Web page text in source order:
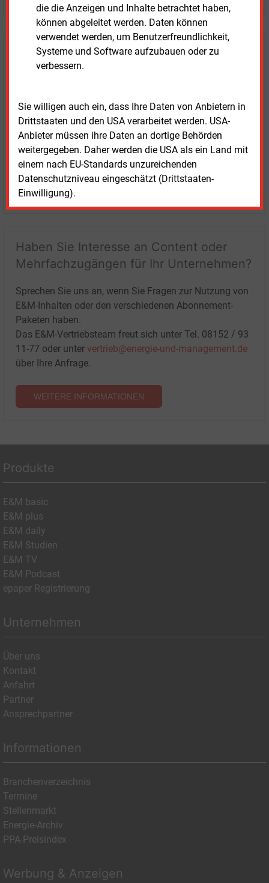
die die Anzeigen und Inhalte betrachtet haben,
können abgeleitet werden. Daten können
verwendet werden, um Benutzerfreundlichkeit,
Systeme und Software aufzubauen oder zu
verbessern.
Sie willigen auch ein, dass Ihre Daten von Anbietern in
Drittstaaten und den USA verarbeitet werden. USA-
Anbieter müssen ihre Daten an dortige Behörden
weitergegeben. Daher werden die USA als ein Land mit
einem nach EU-Standards unzureichenden
Datenschutzniveau eingeschätzt (Drittstaaten-
Einwilligung).
Login für Kunden
LOGIN
Haben Sie Interesse an Content oder
Mehrfachzugängen für Ihr Unternehmen?
Sprechen Sie uns an, wenn Sie Fragen zur Nutzung von
E&M-Inhalten oder den verschiedenen Abonnement-
Paketen haben.
Das E&M-Vertriebsteam freut sich unter Tel. 08152 / 93
11-77 oder unter vertrieb@energie-und-management.de
über Ihre Anfrage.
WEITERE INFORMATIONEN
Produkte
E&M basic
E&M plus
E&M daily
E&M Studien
E&M TV
E&M Podcast
epaper Registrierung
Unternehmen
Über uns
Kontakt
Anfahrt
Partner
Ansprechpartner
Informationen
Branchenverzeichnis
Termine
Stellenmarkt
Energie-Archiv
PPA-Preisindex
Werbung & Anzeigen